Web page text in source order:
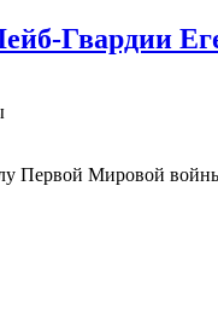
Гвардии
Первой Мировой